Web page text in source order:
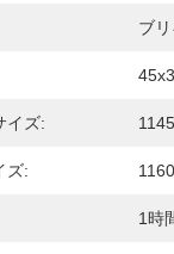
ブ
イズ:
ズ:
1時